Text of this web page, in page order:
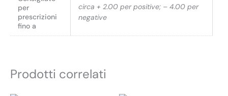
per
prescrizioni
fino a
circa + 2.00 per positive; – 4.00 per
negative
Prodotti correlati